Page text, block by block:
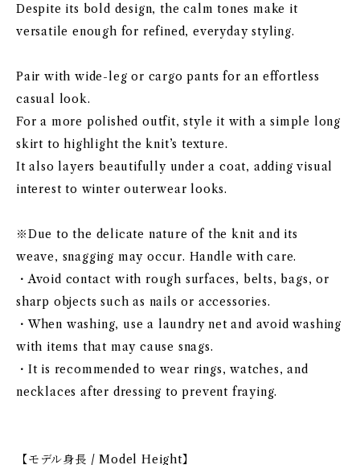
Despite its bold design, the calm tones make it
versatile enough for refined, everyday styling.
Pair with wide-leg or cargo pants for an effortless
casual look.
For a more polished outfit, style it with a simple long
skirt to highlight the knit’s texture.
It also layers beautifully under a coat, adding visual
interest to winter outerwear looks.
※Due to the delicate nature of the knit and its
weave, snagging may occur. Handle with care.
・Avoid contact with rough surfaces, belts, bags, or
sharp objects such as nails or accessories.
・When washing, use a laundry net and avoid washing
with items that may cause snags.
・It is recommended to wear rings, watches, and
necklaces after dressing to prevent fraying.
【モデル身長 / Model Height】